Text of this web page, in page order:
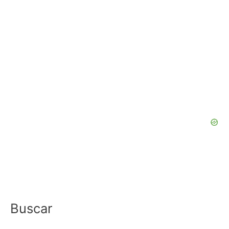
Buscar